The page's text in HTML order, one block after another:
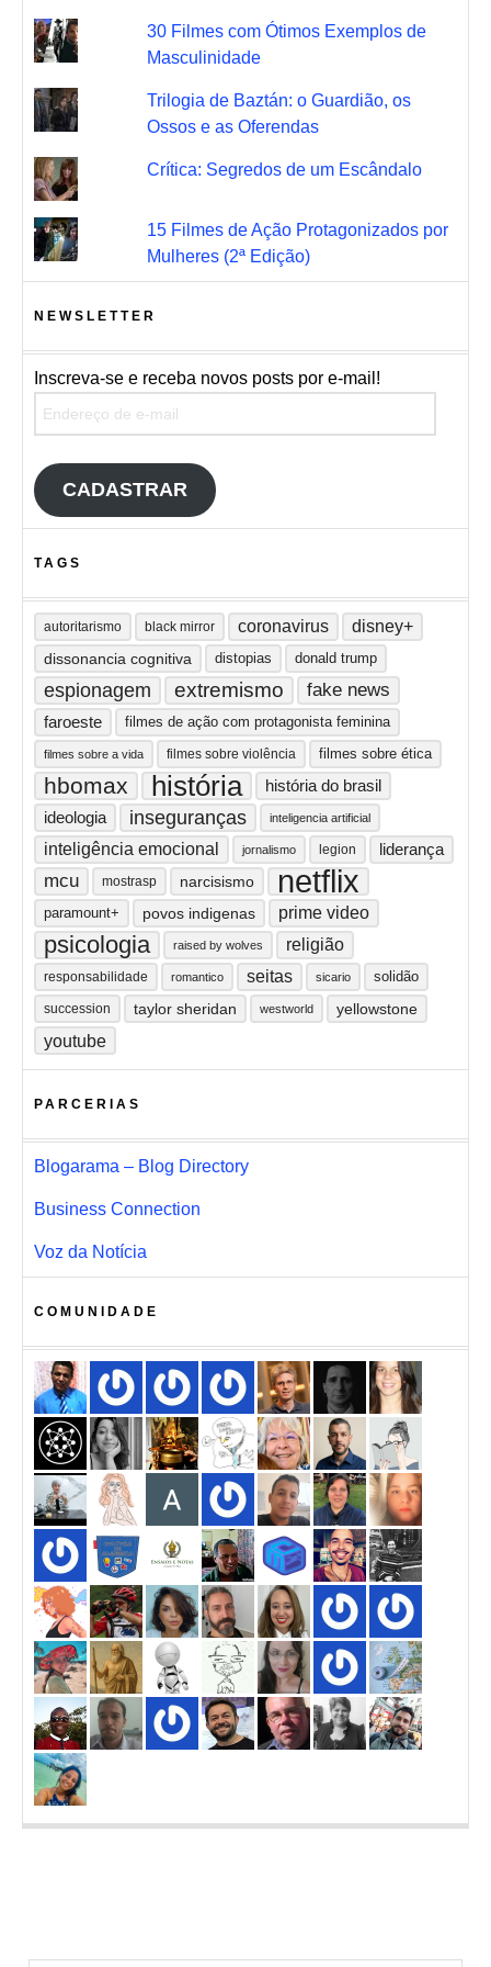
30 Filmes com Ótimos Exemplos de
Masculinidade
Trilogia de Baztán: o Guardião, os
Ossos e as Oferendas
Crítica: Segredos de um Escândalo
15 Filmes de Ação Protagonizados por
Mulheres (2ª Edição)
NEWSLETTER
Inscreva-se e receba novos posts por e-mail!
CADASTRAR
TAGS
autoritarismo black mirror coronavirus disney+
dissonancia cognitiva distopias donald trump
espionagem extremismo fake news
faroeste filmes de ação com protagonista feminina
filmes sobre a vida filmes sobre violência filmes sobre ética
hbomax história história do brasil
ideologia inseguranças inteligencia artificial
inteligência emocional jornalismo legion liderança
mcu mostrasp narcisismo netflix
paramount+ povos indigenas prime video
psicologia raised by wolves religião
responsabilidade romantico seitas sicario solidão
succession taylor sheridan westworld yellowstone
youtube
PARCERIAS
Blogarama – Blog Directory
Business Connection
Voz da Notícia
COMUNIDADE